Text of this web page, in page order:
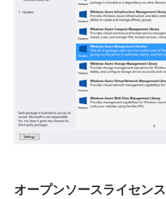
オープンソースライセンス